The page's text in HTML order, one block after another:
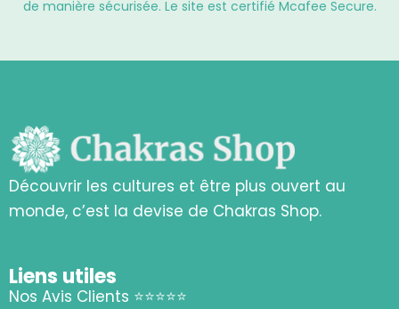
de manière sécurisée. Le site est certifié Mcafee Secure.
Découvrir les cultures et être plus ouvert au
monde, c’est la devise de Chakras Shop.
Liens utiles
Nos Avis Clients ⭐⭐⭐⭐⭐